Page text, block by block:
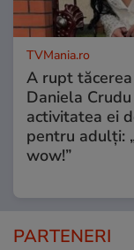
TVMania.ro
A rupt
Daniela
activitatea ei
pentru adulți:
wow!”
PARTENERI